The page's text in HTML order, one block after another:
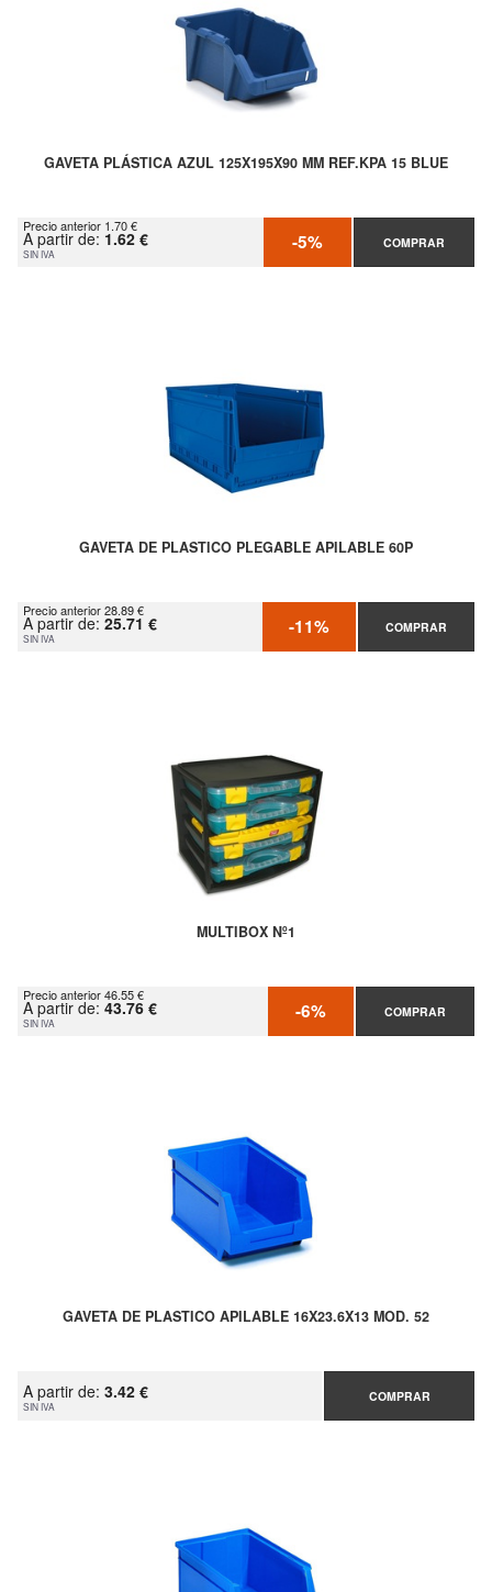
GAVETA PLÁSTICA AZUL 125X195X90 MM REF.KPA 15 BLUE
Precio anterior 1.70 €
A partir de: 1.62 €
SIN IVA -5% COMPRAR
GAVETA DE PLASTICO PLEGABLE APILABLE 60P
Precio anterior 28.89 €
A partir de: 25.71 €
SIN IVA -11% COMPRAR
MULTIBOX Nº1
Precio anterior 46.55 €
A partir de: 43.76 €
SIN IVA -6% COMPRAR
GAVETA DE PLASTICO APILABLE 16X23.6X13 MOD. 52
A partir de: 3.42 €
SIN IVA
COMPRAR